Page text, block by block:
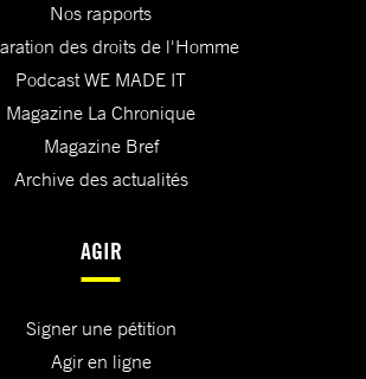
Nos rapports
des droits de l'Homme
Podcast WE MADE IT
Magazine La Chronique
Magazine Bref
Archive des actualités
AGIR
Signer une pétition
Agir en ligne